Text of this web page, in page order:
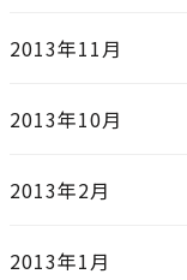
2013年11月
2013年10月
2013年2月
2013年1月